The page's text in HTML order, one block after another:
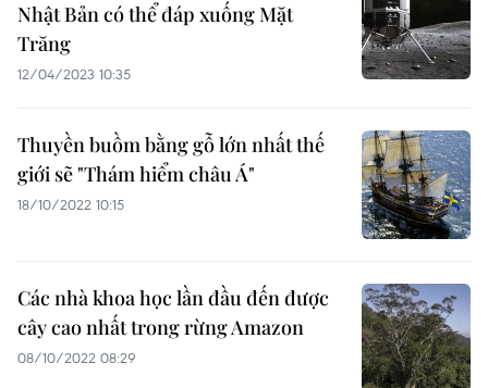
Nhật Bản có thể đáp xuống Mặt
Trăng
12/04/2023 10:35
Thuyền buồm bằng gỗ lớn nhất thế
giới sẽ "Thám hiểm châu Á"
18/10/2022 10:15
Các nhà khoa học lần đầu đến được
cây cao nhất trong rừng Amazon
08/10/2022 08:29